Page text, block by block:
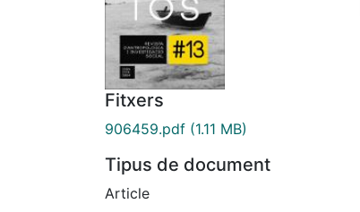
Fitxers
906459.pdf (1.11 MB)
Tipus de document
Article